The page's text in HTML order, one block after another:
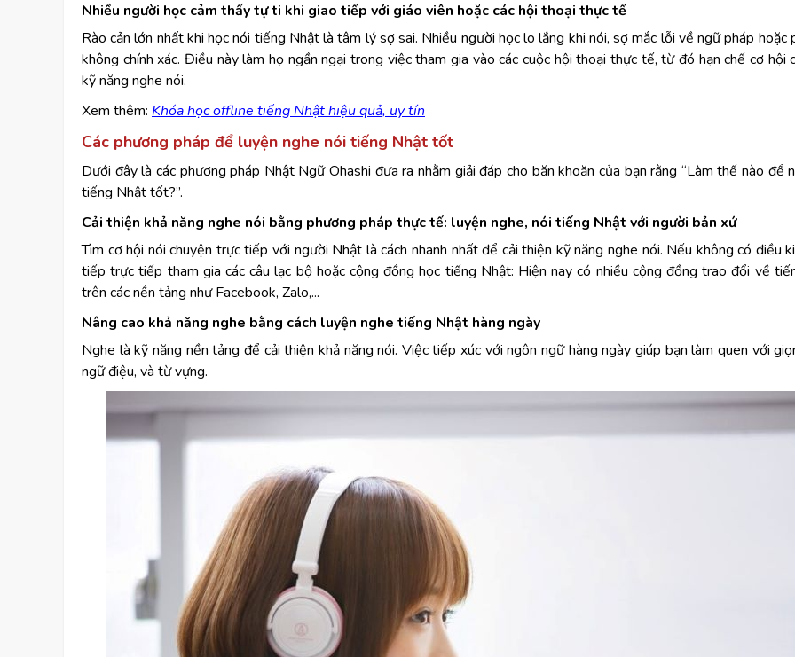
Nhiều người học cảm thấy tự ti khi giao tiếp với giáo viên hoặc các hội thoại thực tế
Rào cản lớn nhất khi học nói tiếng Nhật là tâm lý sợ sai. Nhiều người học lo lắng khi nói, sợ mắc lỗi về ngữ pháp hoặc
không chính xác. Điều này làm họ ngần ngại trong việc tham gia vào các cuộc hội thoại thực tế, từ đó hạn chế cơ hội
kỹ năng nghe nói.
Xem thêm: Khóa học offline tiếng Nhật hiệu quả, uy tín
Các phương pháp để luyện nghe nói tiếng Nhật tốt
Dưới đây là các phương pháp Nhật Ngữ Ohashi đưa ra nhằm giải đáp cho băn khoăn của bạn rằng “Làm thế nào để
tiếng Nhật tốt?”.
Cải thiện khả năng nghe nói bằng phương pháp thực tế: luyện nghe, nói tiếng Nhật với người bản xứ
Tìm cơ hội nói chuyện trực tiếp với người Nhật là cách nhanh nhất để cải thiện kỹ năng nghe nói. Nếu không có điều
tiếp trực tiếp tham gia các câu lạc bộ hoặc cộng đồng học tiếng Nhật: Hiện nay có nhiều cộng đồng trao đổi về
trên các nền tảng như Facebook, Zalo,...
Nâng cao khả năng nghe bằng cách luyện nghe tiếng Nhật hàng ngày
Nghe là kỹ năng nền tảng để cải thiện khả năng nói. Việc tiếp xúc với ngôn ngữ hàng ngày giúp bạn làm quen với
ngữ điệu, và từ vựng.